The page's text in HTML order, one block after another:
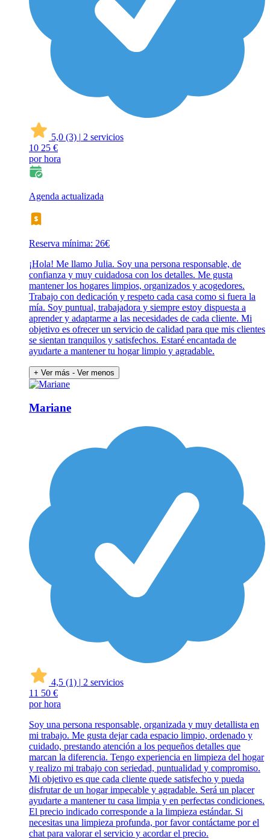
5,0 (3) | 2 servicios
10 25 €
por hora
Agenda actualizada
Reserva mínima: 26€
¡Hola! Me llamo Julia. Soy una persona responsable, de
confianza y muy cuidadosa con los detalles. Me gusta
mantener los hogares limpios, organizados y acogedores.
Trabajo con dedicación y respeto cada casa como si fuera la
mía. Soy puntual, trabajadora y siempre estoy dispuesta a
aprender y adaptarme a las necesidades de cada cliente. Mi
objetivo es ofrecer un servicio de calidad para que mis clientes
se sientan tranquilos y satisfechos. Estaré encantada de
ayudarte a mantener tu hogar limpio y agradable.
+ Ver más - Ver menos
Mariane
4,5 (1) | 2 servicios
11 50 €
por hora
Soy una persona responsable, organizada y muy detallista en
mi trabajo. Me gusta dejar cada espacio limpio, ordenado y
cuidado, prestando atención a los pequeños detalles que
marcan la diferencia. Tengo experiencia en limpieza del hogar
y realizo mi trabajo con seriedad, puntualidad y compromiso.
Mi objetivo es que cada cliente quede satisfecho y pueda
disfrutar de un hogar impecable y agradable. Será un placer
ayudarte a mantener tu casa limpia y en perfectas condiciones.
El precio indicado corresponde a la limpieza estándar. Si
necesitas una limpieza profunda, por favor contáctame por el
chat para valorar el servicio y acordar el precio.